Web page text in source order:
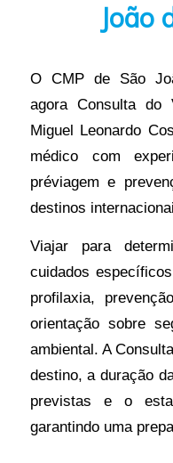
João
O CMP de São
agora Consulta do
Miguel Leonardo
médico com
préviagem e
destinos
Viajar para
cuidados
profilaxia,
orientação sobre
ambiental. A
destino, a duração
previstas e o
garantindo uma